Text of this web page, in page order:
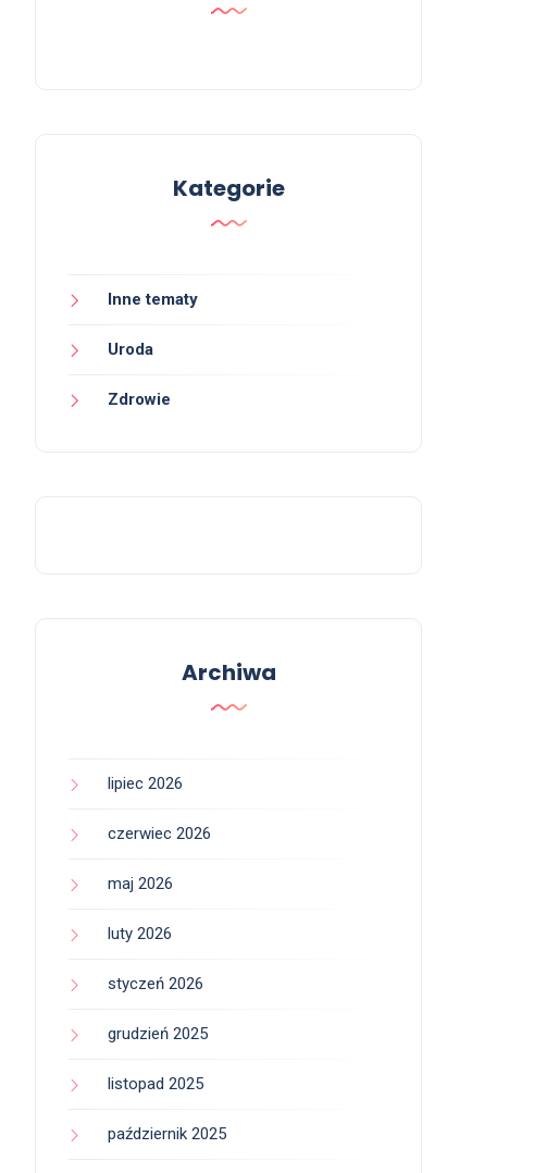
Kategorie
Inne tematy
Uroda
Zdrowie
Archiwa
lipiec 2026
czerwiec 2026
maj 2026
luty 2026
styczeń 2026
grudzień 2025
listopad 2025
październik 2025